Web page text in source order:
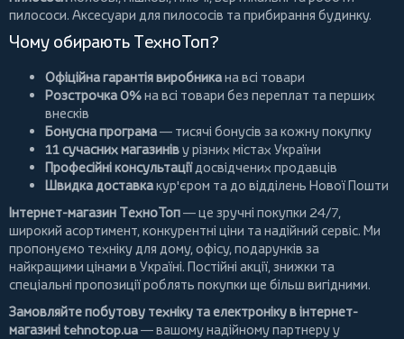
пилососи. Аксесуари для пилососів та прибирання будинку.
Чому обирають ТехноТоп?
Офіційна гарантія виробникана всі товари
Розстрочка 0%на всі товари без переплат та перших
внесків
Бонусна програма— тисячі бонусів за кожну покупку
11 сучасних магазиніву різних містах України
Професійні консультаціїдосвідчених продавців
Швидка доставкакур'єром та до відділень Нової Пошти
Інтернет-магазин ТехноТоп— це зручні покупки 24/7,
широкий асортимент, конкурентні ціни та надійний сервіс. Ми
пропонуємо техніку для дому, офісу, подарунків за
найкращими цінами в Україні. Постійні акції, знижки та
спеціальні пропозиції роблять покупки ще більш вигідними.
Замовляйте побутову техніку та електроніку в інтернет-
магазині tehnotop.ua— вашому надійному партнеру у